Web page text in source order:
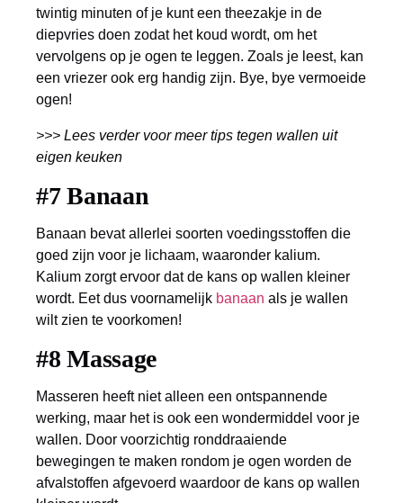
twintig minuten of je kunt een theezakje in de
diepvries doen zodat het koud wordt, om het
vervolgens op je ogen te leggen. Zoals je leest, kan
een vriezer ook erg handig zijn. Bye, bye vermoeide
ogen!
>>> Lees verder voor meer tips tegen wallen uit
eigen keuken
#7 Banaan
Banaan bevat allerlei soorten voedingsstoffen die
goed zijn voor je lichaam, waaronder kalium.
Kalium zorgt ervoor dat de kans op wallen kleiner
wordt. Eet dus voornamelijk banaan als je wallen
wilt zien te voorkomen!
#8 Massage
Masseren heeft niet alleen een ontspannende
werking, maar het is ook een wondermiddel voor je
wallen. Door voorzichtig ronddraaiende
bewegingen te maken rondom je ogen worden de
afvalstoffen afgevoerd waardoor de kans op wallen